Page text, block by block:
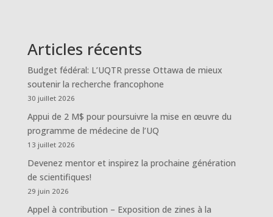
Articles récents
Budget fédéral: L’UQTR presse Ottawa de mieux
soutenir la recherche francophone
30 juillet 2026
Appui de 2 M$ pour poursuivre la mise en œuvre du
programme de médecine de l’UQ
13 juillet 2026
Devenez mentor et inspirez la prochaine génération
de scientifiques!
29 juin 2026
Appel à contribution – Exposition de zines à la